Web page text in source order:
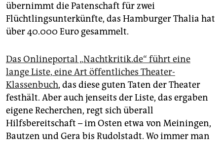
übernimmt die Patenschaft für zwei
Flüchtlingsunterkünfte, das Hamburger Thalia hat
über 40.000 Euro gesammelt.
Das Onlineportal „Nachtkritik.de“ führt eine
lange Liste, eine Art öffentliches Theater-
Klassenbuch, das diese guten Taten der Theater
festhält. Aber auch jenseits der Liste, das ergaben
eigene Recherchen, regt sich überall
Hilfsbereitschaft – im Osten etwa von Meiningen,
Bautzen und Gera bis Rudolstadt. Wo immer man